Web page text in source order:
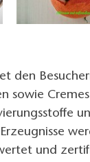
den
sowie
und